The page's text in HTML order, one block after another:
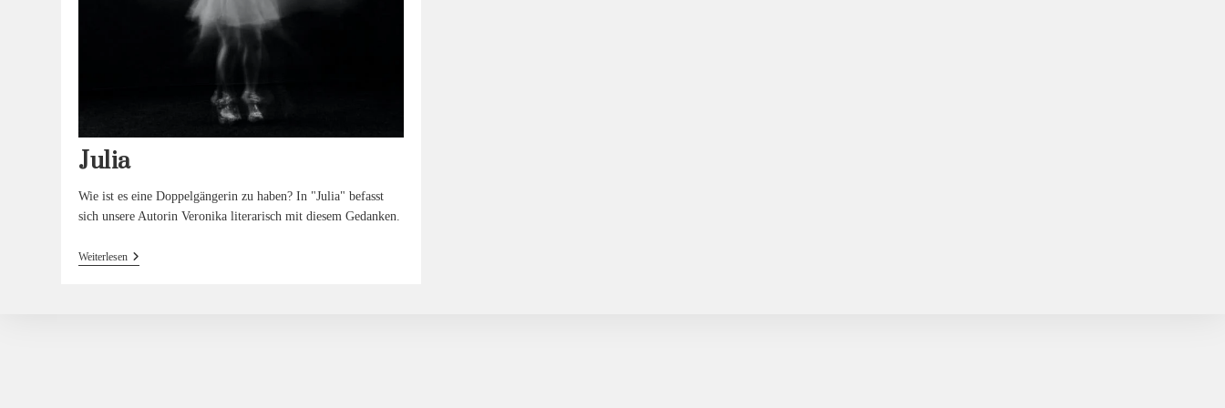
Julia
Wie ist es eine Doppelgängerin zu haben? In "Julia" befasst
sich unsere Autorin Veronika literarisch mit diesem Gedanken.
WeiterlesenJulia